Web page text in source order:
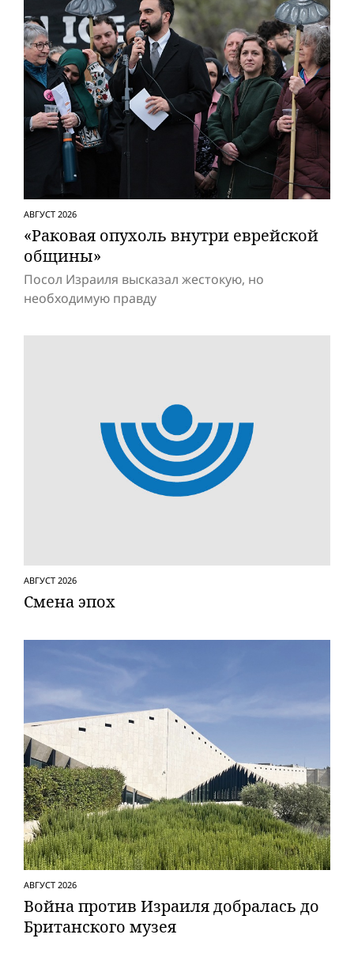
АВГУСТ 2026
«Раковая опухоль внутри еврейской
общины»
Посол Израиля высказал жестокую, но
необходимую правду
АВГУСТ 2026
Смена эпох
АВГУСТ 2026
Вой­на против Израиля добралась до
Британского музея